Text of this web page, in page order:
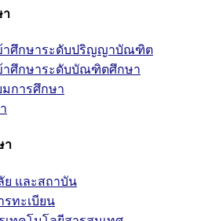
า
าศึกษาระดับปริญญาบัณฑิต
าศึกษาระดับบัณฑิตศึกษา
มการศึกษา
า
และสถาบัน
รทะเบียน